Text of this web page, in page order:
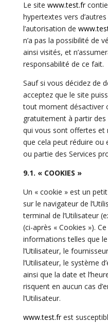
Le site www.test.fr
hypertextes vers
l’autorisation de
n’a pas la possibilité de
ainsi visités, et
responsabilité de ce fait.
Sauf si vous décidez de
acceptez que le site
tout moment désactiver
gratuitement à partir
qui vous sont offertes et
que cela peut réduire ou
ou partie des Services
9.1. « COOKIES »
Un « cookie » est un
sur le navigateur de
terminal de l’Utilisateur
(ci-après « Cookies »).
informations telles que
l’Utilisateur, le
l’Utilisateur, le système
ainsi que la date et
risquent en aucun cas
l’Utilisateur.
www.test.frest